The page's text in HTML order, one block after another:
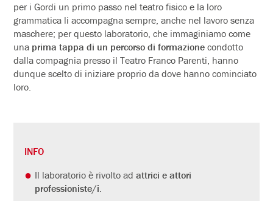
per i Gordi un primo passo nel teatro fisico e la loro
grammatica li accompagna sempre, anche nel lavoro senza
maschere; per questo laboratorio, che immaginiamo come
una prima tappa di un percorso di formazione condotto
dalla compagnia presso il Teatro Franco Parenti, hanno
dunque scelto di iniziare proprio da dove hanno cominciato
loro.
INFO
Il laboratorio è rivolto adattrici e attori
professioniste/i